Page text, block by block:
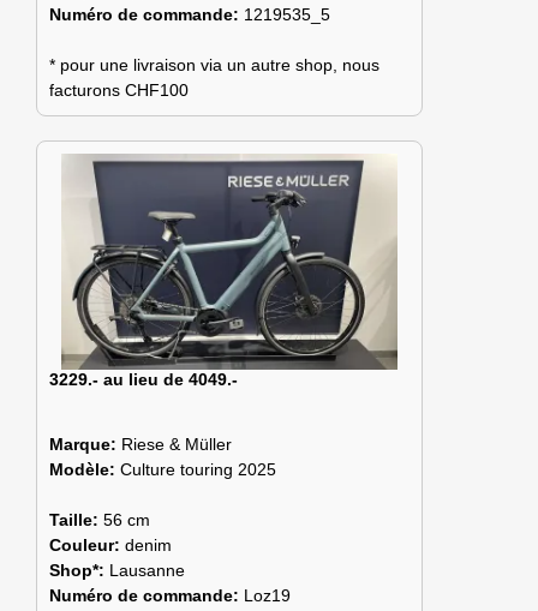
Numéro de commande: 1219535_5
* pour une livraison via un autre shop, nous
facturons CHF100
3229.- au lieu de 4049.-
Marque: Riese & Müller
Modèle: Culture touring 2025
Taille: 56 cm
Couleur: denim
Shop*: Lausanne
Numéro de commande: Loz19